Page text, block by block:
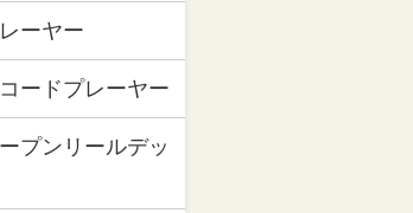
ーヤー
ードプレーヤー
プンリールデッ